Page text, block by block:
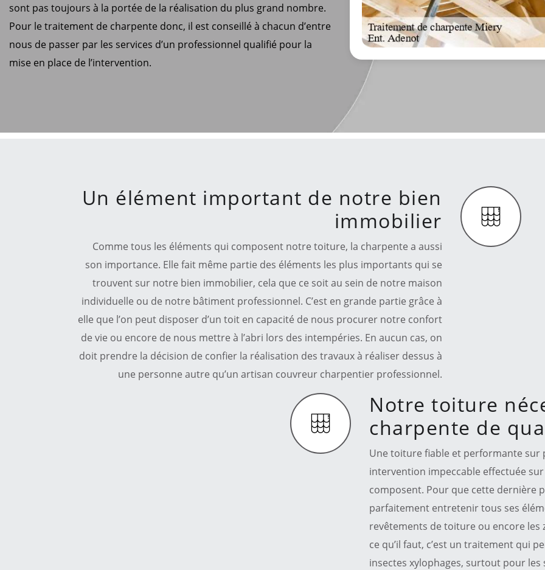
sont pas toujours à la portée de la réalisation du plus grand nombre.
Pour le traitement de charpente donc, il est conseillé à chacun d’entre
nous de passer par les services d’un professionnel qualifié pour la
mise en place de l’intervention.
Un élément important de notre bien
immobilier
Comme tous les éléments qui composent notre toiture, la charpente a aussi
son importance. Elle fait même partie des éléments les plus importants qui se
trouvent sur notre bien immobilier, cela que ce soit au sein de notre maison
individuelle ou de notre bâtiment professionnel. C’est en grande partie grâce à
elle que l’on peut disposer d’un toit en capacité de nous procurer notre confort
de vie ou encore de nous mettre à l’abri lors des intempéries. En aucun cas, on
doit prendre la décision de confier la réalisation des travaux à réaliser dessus à
une personne autre qu’un artisan couvreur charpentier professionnel.
Notre toiture
charpente de
Une toiture fiable et performante sur
intervention impeccable effectuée
composent. Pour que cette dernière
parfaitement entretenir tous ses
revêtements de toiture ou encore les
ce qu’il faut, c’est un traitement qui
insectes xylophages, surtout pour